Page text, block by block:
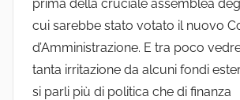
prima della cruciale assemblea
cui sarebbe stato votato il nuovo
d’Amministrazione. E tra poco
tanta irritazione da alcuni fondi
si parli più di politica che di finanza